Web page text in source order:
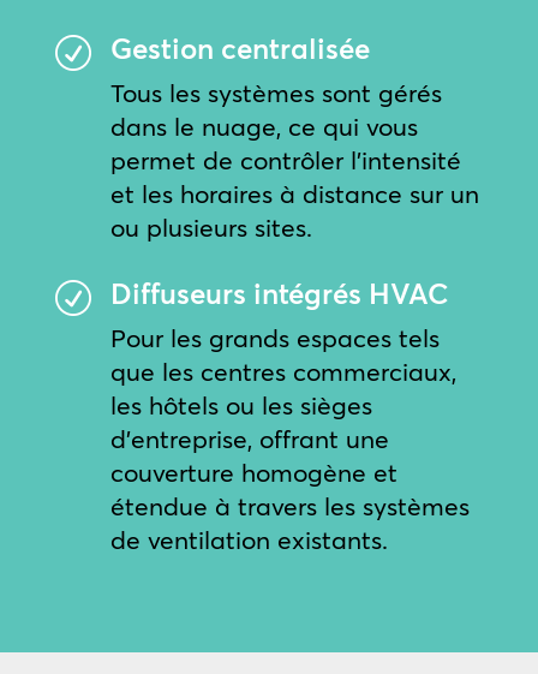
R Gestion centralisée
Tous les systèmes sont gérés
dans le nuage, ce qui vous
permet de contrôler l’intensité
et les horaires à distance sur un
ou plusieurs sites.
R Diffuseurs intégrés HVAC
Pour les grands espaces tels
que les centres commerciaux,
les hôtels ou les sièges
d’entreprise, offrant une
couverture homogène et
étendue à travers les systèmes
de ventilation existants.